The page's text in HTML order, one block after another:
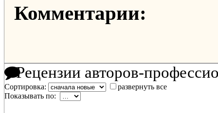
Комментарии:
Рецензии авторов-
Сортировка:
развернуть все
Показывать по: